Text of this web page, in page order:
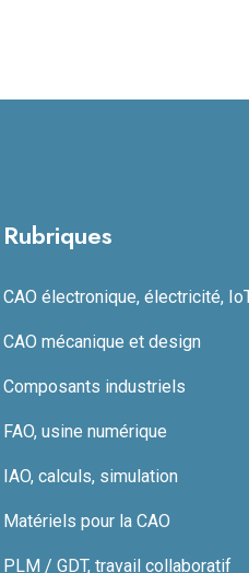
Rubriques
CAO électronique, électricité,
CAO mécanique et design
Composants industriels
FAO, usine numérique
IAO, calculs, simulation
Matériels pour la CAO
PLM / GDT, travail collaboratif